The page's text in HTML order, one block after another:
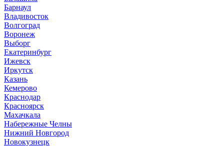
Барнаул
Владивосток
Волгоград
Воронеж
Выборг
Екатеринбург
Ижевск
Иркутск
Казань
Кемерово
Краснодар
Красноярск
Махачкала
Набережные Челны
Нижний Новгород
Новокузнецк